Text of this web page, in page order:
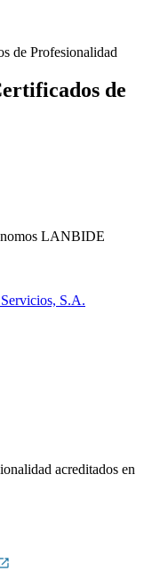
de Profesionalidad
de
LANBIDE
S.A.
acreditados en